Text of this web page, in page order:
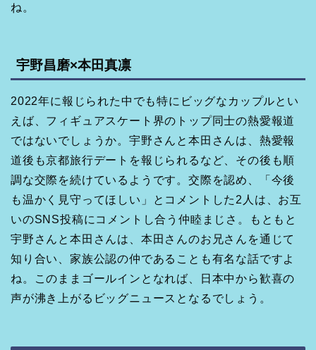
ね。
宇野昌磨×本田真凛
2022年に報じられた中でも特にビッグなカップルとい
えば、フィギュアスケート界のトップ同士の熱愛報道
ではないでしょうか。宇野さんと本田さんは、熱愛報
道後も京都旅行デートを報じられるなど、その後も順
調な交際を続けているようです。交際を認め、「今後
も温かく見守ってほしい」とコメントした2人は、お互
いのSNS投稿にコメントし合う仲睦まじさ。もともと
宇野さんと本田さんは、本田さんのお兄さんを通じて
知り合い、家族公認の仲であることも有名な話ですよ
ね。このままゴールインとなれば、日本中から歓喜の
声が沸き上がるビッグニュースとなるでしょう。